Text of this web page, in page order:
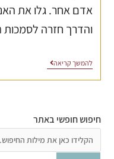
אדם אחר. גלו את
והדרך חזרה
להמשך קריאה
חיפוש חופשי באתר